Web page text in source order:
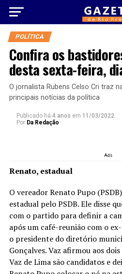
POLÍTICA
Confira os
desta sexta-feira,
O jornalista Rubens Celso Cri traz
principais notícias da política
Publicado há 4 anos em 11/03/2022
Por Da Redação
Ads
Renato, estadual
O vereador Renato Pupo
estadual pelo PSDB. Ele disse
com o partido para definir a
após um café-reunião com o
o presidente do diretório
Gonçalves. Vaz afirmou aos
Vaz de Lima são candidatos e